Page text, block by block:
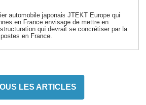
automobile japonais JTEKT Europe qui
en France envisage de mettre en
qui devrait se concrétiser par la
en France.
LES ARTICLES